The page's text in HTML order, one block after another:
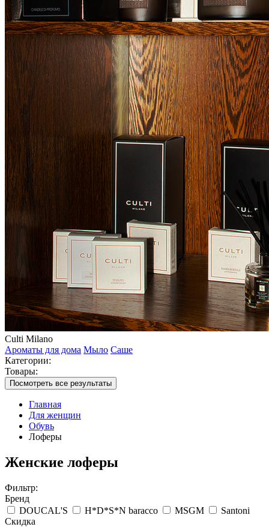
Culti Milano
Ароматы для дома Мыло Саше
Категории:
Товары:
Посмотреть все результаты
Главная
Для женщин
Обувь
Лоферы
Женские лоферы
Фильтр:
Бренд
DOUCAL'S
H*D*S*N baracco MSGM
Santoni
Скидка